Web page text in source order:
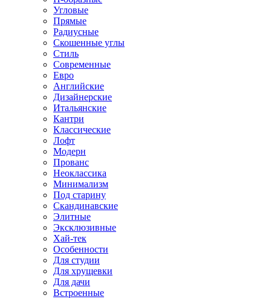
Угловые
Прямые
Радиусные
Скошенные углы
Стиль
Современные
Евро
Английские
Дизайнерские
Итальянские
Кантри
Классические
Лофт
Модерн
Прованс
Неоклассика
Минимализм
Под старину
Скандинавские
Элитные
Эксклюзивные
Хай-тек
Особенности
Для студии
Для хрущевки
Для дачи
Встроенные